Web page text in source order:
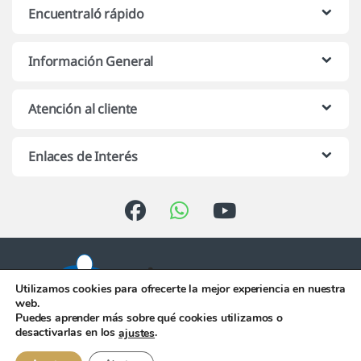
Encuentraló rápido
Información General
Atención al cliente
Enlaces de Interés
Atención telefónica de 10:00 h.
a 13:00 h. de Lunes a Viernes
Utilizamos cookies para ofrecerte la mejor experiencia en nuestra
web.
Puedes aprender más sobre qué cookies utilizamos o
desactivarlas en losajustes.